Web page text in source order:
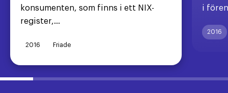
konsumenten, som finns i ett NIX-
register,...
2016 Friade
i
2016